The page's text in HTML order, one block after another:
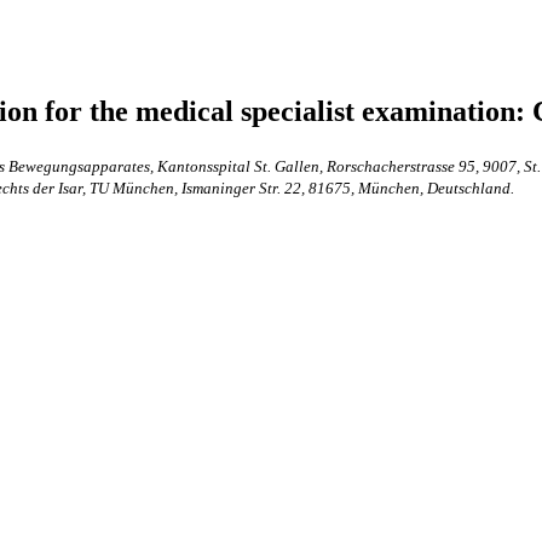
for the medical specialist examination:
Kantonsspital St. Gallen, Rorschacherstrasse 95, 9007,
der Isar, TU München, Ismaninger Str. 22, 81675, München, Deutschland.